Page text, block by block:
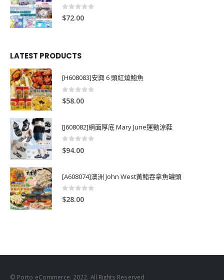
0out of 5
$72.00
LATEST PRODUCTS
[H608083]安興 6 頭紅燒鮑魚
0
$58.00
[J608082]網面厚底 Mary June運動涼鞋
0
$94.00
[A608074]澳洲 John West黃鮨吞拿魚罐頭
0 out of 5
$28.00
© Porto eCommerce. 2022. All Rights Reserved